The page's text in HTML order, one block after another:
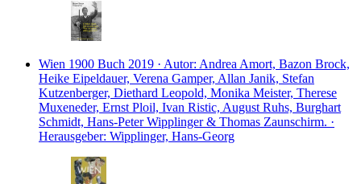
Wien 1900 Buch 2019 · Autor: Andrea Amort, Bazon Brock,
Heike Eipeldauer, Verena Gamper, Allan Janik, Stefan
Kutzenberger, Diethard Leopold, Monika Meister, Therese
Muxeneder, Ernst Ploil, Ivan Ristic, August Ruhs, Burghart
Schmidt, Hans-Peter Wipplinger & Thomas Zaunschirm. ·
Herausgeber: Wipplinger, Hans-Georg